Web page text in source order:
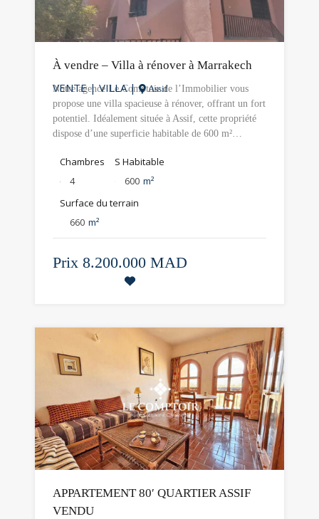
À vendre – Villa à rénover à Marrakech
VENTE |VILLA | Assif
Notre agence Le Comptoir de l’Immobilier vous
propose une villa spacieuse à rénover, offrant un fort
potentiel. Idéalement située à Assif, cette propriété
dispose d’une superficie habitable de 600 m²…
Chambres
4
S Habitable
600 m²
Surface du terrain
660 m²
Prix 8.200.000 MAD
APPARTEMENT 80′ QUARTIER ASSIF
VENDU